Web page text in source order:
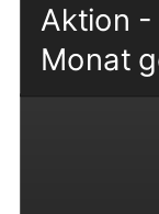
Aktion -
Monat